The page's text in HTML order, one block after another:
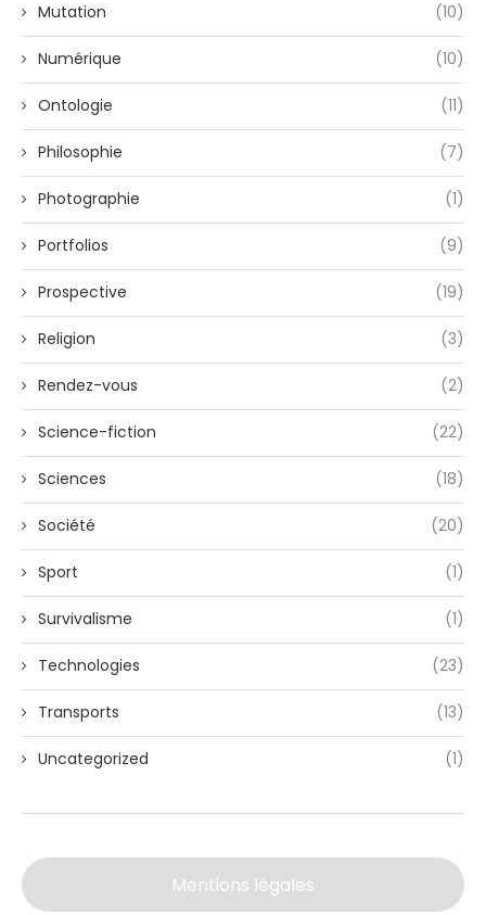
Mutation (10)
Numérique (10)
Ontologie (11)
Philosophie (7)
Photographie (1)
Portfolios (9)
Prospective (19)
Religion (3)
Rendez-vous (2)
Science-fiction (22)
Sciences (18)
Société (20)
Sport (1)
Survivalisme (1)
Technologies (23)
Transports (13)
Uncategorized (1)
Mentions légales